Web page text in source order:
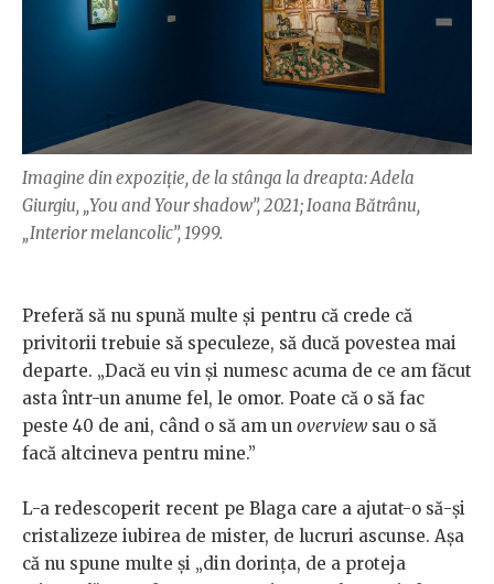
Imagine din expoziție, de la stânga la dreapta: Adela
Giurgiu, „You and Your shadow”, 2021; Ioana Bătrânu,
„Interior melancolic”, 1999.
Preferă să nu spună multe și pentru că crede că
privitorii trebuie să speculeze, să ducă povestea mai
departe. „Dacă eu vin și numesc acuma de ce am făcut
asta într-un anume fel, le omor. Poate că o să fac
peste 40 de ani, când o să am un overview sau o să
facă altcineva pentru mine.”
L-a redescoperit recent pe Blaga care a ajutat-o să-și
cristalizeze iubirea de mister, de lucruri ascunse. Așa
că nu spune multe și „din dorința, de a proteja